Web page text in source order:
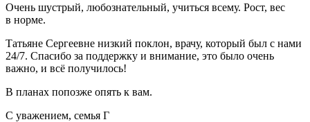
Очень шустрый, любознательный, учиться всему. Рост, вес
в норме.
Татьяне Сергеевне низкий поклон, врачу, который был с нами
24/7. Спасибо за поддержку и внимание, это было очень
важно, и всё получилось!
В планах попозже опять к вам.
С уважением, семья Г